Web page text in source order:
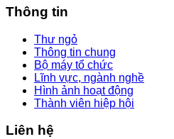
Thông tin
Thư ngỏ
Thông tin chung
Bộ máy tổ chức
Lĩnh vực, ngành nghề
Hình ảnh hoạt động
Thành viên hiệp hội
Liên hệ